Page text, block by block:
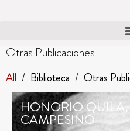
Otras Publicaciones
All / Biblioteca / Otras
HONORIO
CAMPESINO